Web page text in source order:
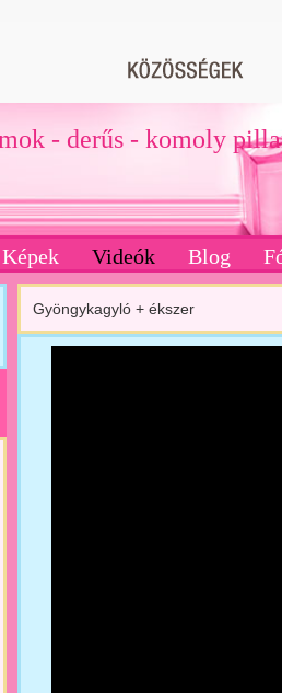
- derűs - komoly
Képek Videók Blog
Gyöngykagyló + ékszer